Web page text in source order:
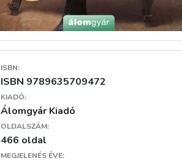
ISBN:
ISBN 9789635709472
KIADÓ:
Álomgyár Kiadó
OLDALSZÁM:
466 oldal
MEGJELENÉS ÉVE: